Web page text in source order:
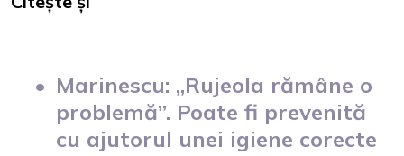
Marinescu: „Rujeola rămâne o
problemă”. Poate fi prevenită
cu ajutorul unei igiene corecte